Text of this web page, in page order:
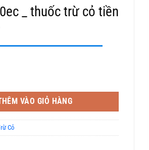
_ thuốc trừ cỏ tiền
trừ cỏ tiền nảy mầm số lượng
VÀO GIỎ HÀNG
Cỏ